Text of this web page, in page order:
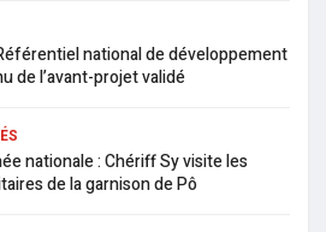
national de développement
de l’avant-projet validé
nationale : Chériff Sy visite les
de la garnison de Pô